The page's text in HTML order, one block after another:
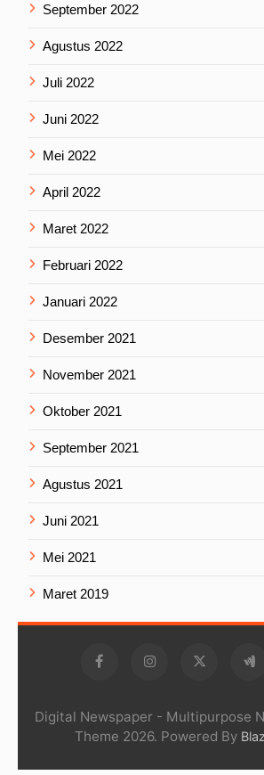
September 2022
Agustus 2022
Juli 2022
Juni 2022
Mei 2022
April 2022
Maret 2022
Februari 2022
Januari 2022
Desember 2021
November 2021
Oktober 2021
September 2021
Agustus 2021
Juni 2021
Mei 2021
Maret 2019
Digital Newspaper - Multipurpose
Theme 2026. Powered By